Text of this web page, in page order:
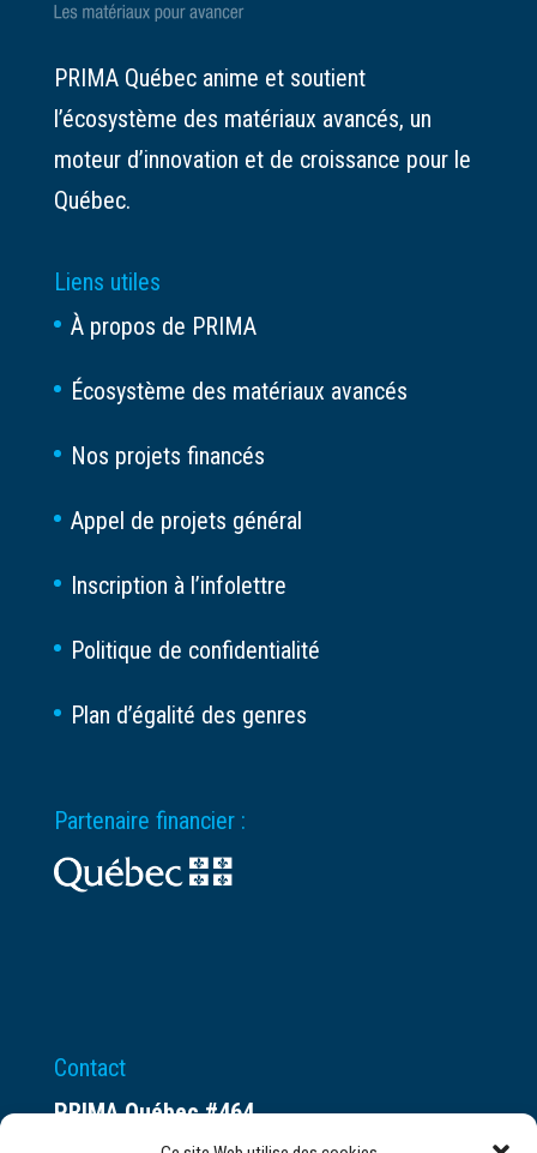
PRIMA Québec anime et soutient
l’écosystème des matériaux avancés, un
moteur d’innovation et de croissance pour le
Québec.
Liens utiles
À propos de PRIMA
Écosystème des matériaux avancés
Nos projets financés
Appel de projets général
Inscription à l’infolettre
Politique de confidentialité
Plan d’égalité des genres
Partenaire financier :
Contact
PRIMA Québec #464